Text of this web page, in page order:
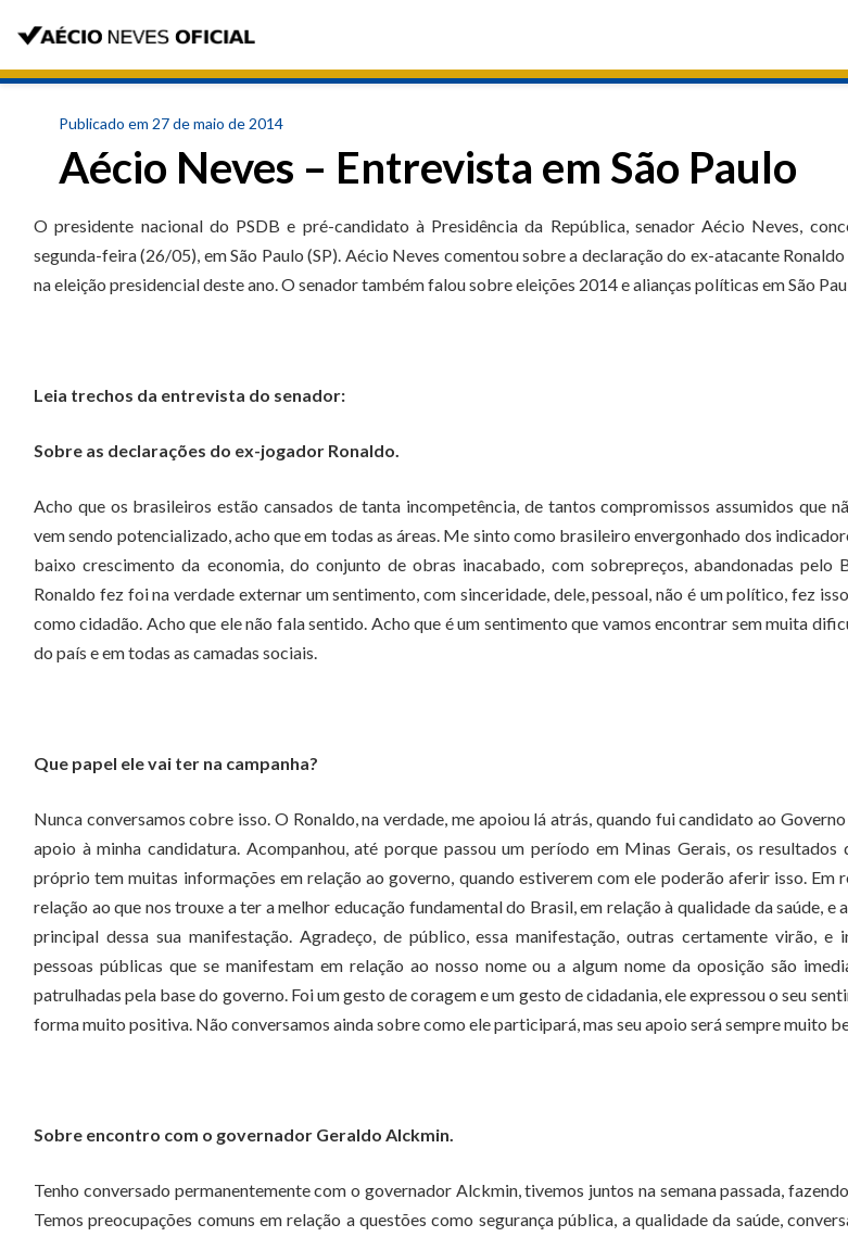
Publicado em 27 de maio de 2014
Aécio Neves – Entrevista em São Paulo
O presidente nacional do PSDB e pré-candidato à Presidência da República, senador Aécio Neves,
segunda-feira (26/05), em São Paulo (SP). Aécio Neves comentou sobre a declaração do ex-atacante
na eleição presidencial deste ano. O senador também falou sobre eleições 2014 e alianças políticas em São
Leia trechos da entrevista do senador:
Sobre as declarações do ex-jogador Ronaldo.
Acho que os brasileiros estão cansados de tanta incompetência, de tantos compromissos assumidos que
vem sendo potencializado, acho que em todas as áreas. Me sinto como brasileiro envergonhado dos
baixo crescimento da economia, do conjunto de obras inacabado, com sobrepreços, abandonadas pelo
Ronaldo fez foi na verdade externar um sentimento, com sinceridade, dele, pessoal, não é um político, fez
como cidadão. Acho que ele não fala sentido. Acho que é um sentimento que vamos encontrar sem muita
do país e em todas as camadas sociais.
Que papel ele vai ter na campanha?
Nunca conversamos cobre isso. O Ronaldo, na verdade, me apoiou lá atrás, quando fui candidato ao
apoio à minha candidatura. Acompanhou, até porque passou um período em Minas Gerais, os resultados
próprio tem muitas informações em relação ao governo, quando estiverem com ele poderão aferir isso. Em
relação ao que nos trouxe a ter a melhor educação fundamental do Brasil, em relação à qualidade da saúde, e
principal dessa sua manifestação. Agradeço, de público, essa manifestação, outras certamente virão, e
pessoas públicas que se manifestam em relação ao nosso nome ou a algum nome da oposição são
patrulhadas pela base do governo. Foi um gesto de coragem e um gesto de cidadania, ele expressou o seu
forma muito positiva. Não conversamos ainda sobre como ele participará, mas seu apoio será sempre muito
Sobre encontro com o governador Geraldo Alckmin.
Tenho conversado permanentemente com o governador Alckmin, tivemos juntos na semana passada,
Temos preocupações comuns em relação a questões como segurança pública, a qualidade da saúde,